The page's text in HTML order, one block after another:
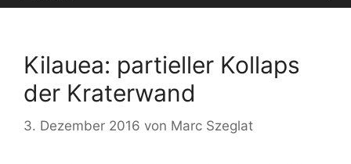
Kilauea: partieller Kollaps
der Kraterwand
3. Dezember 2016 von Marc Szeglat